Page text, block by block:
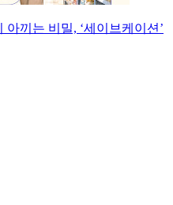
끼는 비밀, ‘세이브케이션’